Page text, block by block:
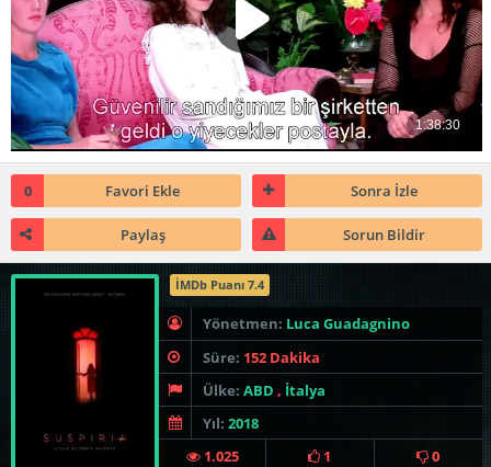
0 Favori Ekle Sonra İzle
Paylaş Sorun Bildir
İMDb Puanı 7.4
Yönetmen: Luca Guadagnino
Süre: 152 Dakika
Ülke: ABD , İtalya
Yıl: 2018
1.025
1
0